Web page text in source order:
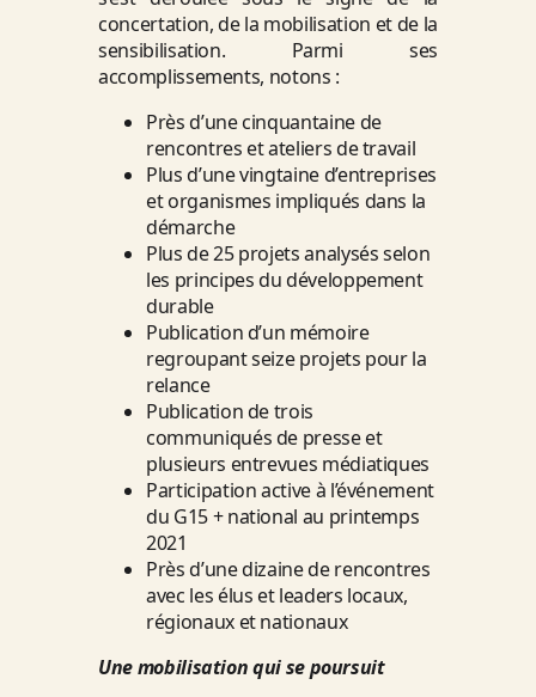
concertation, de la mobilisation et de la
sensibilisation. Parmi ses
accomplissements, notons :
Près d’une cinquantaine de
rencontres et ateliers de travail
Plus d’une vingtaine d’entreprises
et organismes impliqués dans la
démarche
Plus de 25 projets analysés selon
les principes du développement
durable
Publication d’un mémoire
regroupant seize projets pour la
relance
Publication de trois
communiqués de presse et
plusieurs entrevues médiatiques
Participation active à l’événement
du G15 + national au printemps
2021
Près d’une dizaine de rencontres
avec les élus et leaders locaux,
régionaux et nationaux
Une mobilisation qui se poursuit